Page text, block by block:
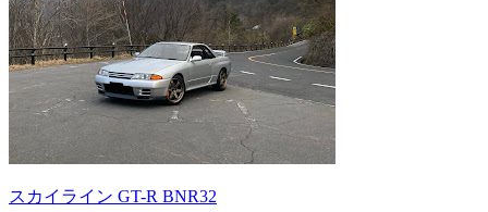
スカイライン GT-R BNR32